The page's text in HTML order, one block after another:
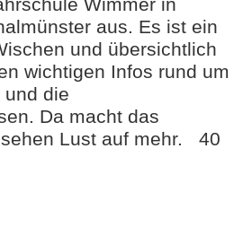
aus. Es ist ein
und übersichtlich
wichtigen Infos rund um
und die
Da macht das
Lust auf mehr. 40